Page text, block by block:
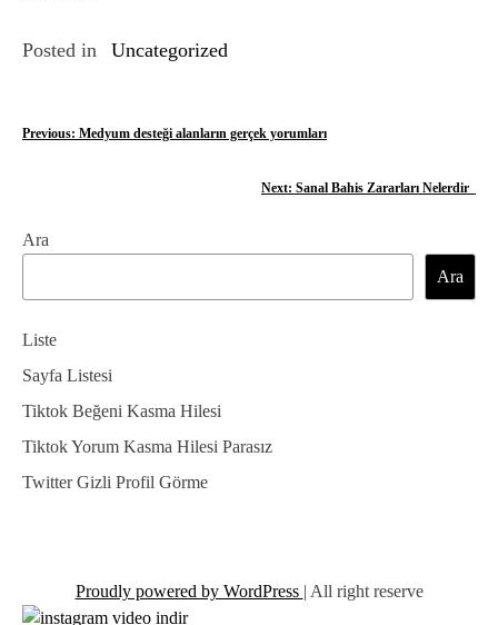
Posted in Uncategorized
Y
ı
g
e
z
i
n
i
Previous: Medyum desteği alanların gerçek yorumları
Next: Sanal Bahis Zararları Nelerdir_
Ara
Ara
Liste
Sayfa Listesi
Tiktok Beğeni Kasma Hilesi
Tiktok Yorum Kasma Hilesi Parasız
Twitter Gizli Profil Görme
Proudly powered by WordPress | All right reserve